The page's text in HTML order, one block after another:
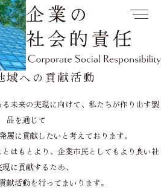
域への貢献活動
未来の実現に向けて、私たちが作り出す製
品を通じて
展に貢献したいと考えております。
はもとより、企業市民としてもより良い社
に貢献するため、
献活動を行ってまいります。